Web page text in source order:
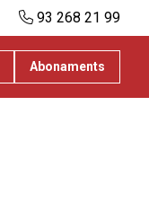
93 268 21 99
Abonaments